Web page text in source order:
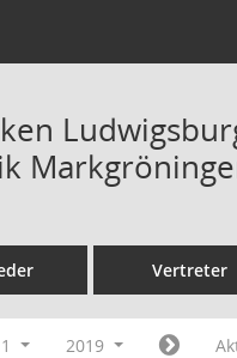
Vertreter
2019